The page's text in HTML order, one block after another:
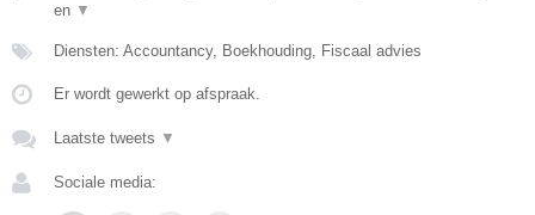
en ▼
Diensten: Accountancy, Boekhouding, Fiscaal advies
Er wordt gewerkt op afspraak.
Laatste tweets ▼
Sociale media: